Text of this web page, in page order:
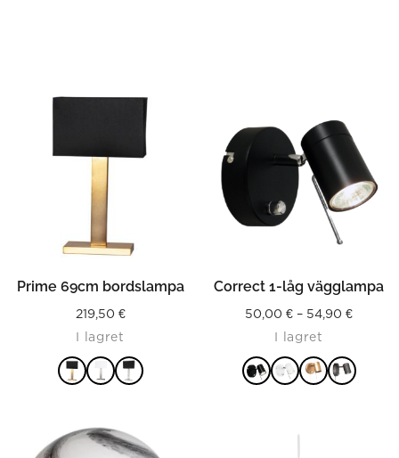
Prime 69cm bordslampa
219,50 €
I lagret
Correct 1-låg vägglampa
50,00 € – 54,90 €Price
50,00 €
I lagret